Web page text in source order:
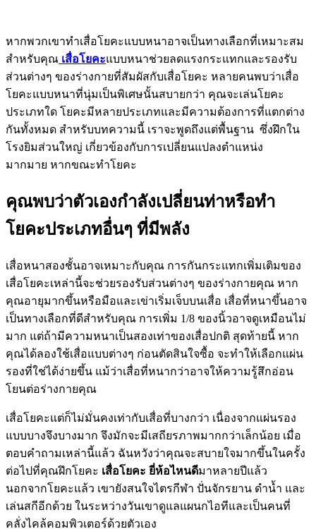
หากพวกเขาทำเสื่อโยคะแบบหนาอาจเป็นทางเลือกที่เหมาะสม
สำหรับคุณ เสื่อโยคะแบบหนาช่วยลดแรงกระแทกและรองรับ
ส่วนต่างๆ ของร่างกายที่สัมผัสกับเสื่อโยคะ หลายคนพบว่าเสื่อ
โยคะแบบหนาที่นุ่มเป็นพิเศษนั้นสบายกว่า คุณจะเล่นโยคะ
ประเภทใด โยคะมีหลายประเภทและมีความต้องการที่แตกต่าง
กันทั้งหมด สำหรับบทความนี้ เราจะพูดถึงแต่พื้นฐาน ซึ่งฝึกใน
โรงยิมส่วนใหญ่ เกี่ยวข้องกับการเปลี่ยนแปลงตำแหน่ง
มากมาย หากขณะทำโยคะ
คุณพบว่าตัวเองกำลังเปลี่ยนท่าหรือทำ
โยคะประเภทอื่นๆ ที่มีพลัง
เสื่อหนาสองชั้นอาจเหมาะกับคุณ การกันกระแทกเพิ่มเติมของ
เสื่อโยคะเหล่านี้จะช่วยรองรับส่วนต่างๆ ของร่างกายคุณ หาก
คุณอายุมากขึ้นหรือมือและเข่าเริ่มเจ็บบนเสื่อ เสื่อที่หนาขึ้นอาจ
เป็นทางเลือกที่ดีสำหรับคุณ การเพิ่ม 1/8 ของนิ้วอาจดูเหมือนไม่
มาก แต่ถ้ามีความหนาเป็นสองเท่าของเสื่อปกติ สุดท้ายนี้ หาก
คุณได้ลองใช้เสื่อแบบต่างๆ ก่อนตัดสินใจซื้อ จะทำให้เลือกแผ่น
รองที่ใช่ได้ง่ายขึ้น แม้ว่าเสื่อที่หนากว่าอาจให้ความรู้สึกอ่อน
โยนต่อร่างกายคุณ
เสื่อโยคะแต่ก็ไม่มั่นคงเท่ากับเสื่อที่บางกว่า เนื่องจากแผ่นรอง
แบบบางจึงบางมาก จึงมักจะมีเสถียรภาพมากกว่าเล็กน้อย เมื่อ
ตอบคำถามเหล่านี้แล้ว ฉันหวังว่าคุณจะสบายใจมากขึ้นในครั้ง
ต่อไปที่คุณฝึกโยคะ เสื่อโยคะ ยี่ห้อไหนดีมาหลายปีแล้ว
นอกจากโยคะแล้ว เขายังสนใจไตรกีฬา ปั่นจักรยาน ดำน้ำ และ
เล่นสกีอีกด้วย ในระหว่างวันเขาดูแลแผนกไอทีและเป็นคนที่
คลั่งไคล้คอมพิวเตอร์ด้วยตัวเอง